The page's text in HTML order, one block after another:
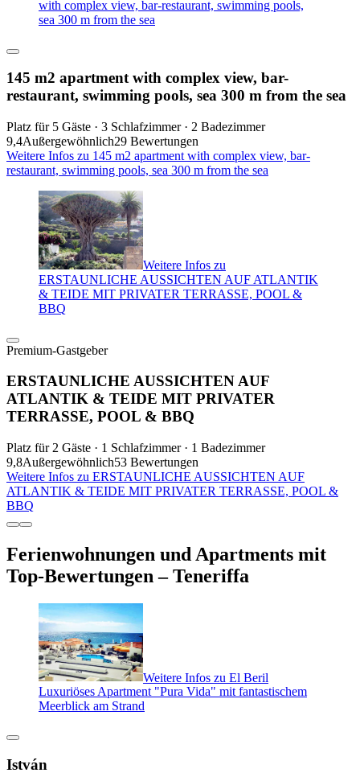
with complex view, bar-restaurant, swimming pools,
sea 300 m from the sea
145 m2 apartment with complex view, bar-
restaurant, swimming pools, sea 300 m from the sea
Platz für 5 Gäste · 3 Schlafzimmer · 2 Badezimmer
9,4Außergewöhnlich29 Bewertungen
Weitere Infos zu 145 m2 apartment with complex view, bar-
restaurant, swimming pools, sea 300 m from the sea
Weitere Infos zu
ERSTAUNLICHE AUSSICHTEN AUF ATLANTIK
& TEIDE MIT PRIVATER TERRASSE, POOL &
BBQ
Premium-Gastgeber
ERSTAUNLICHE AUSSICHTEN AUF
ATLANTIK & TEIDE MIT PRIVATER
TERRASSE, POOL & BBQ
Platz für 2 Gäste · 1 Schlafzimmer · 1 Badezimmer
9,8Außergewöhnlich53 Bewertungen
Weitere Infos zu ERSTAUNLICHE AUSSICHTEN AUF
ATLANTIK & TEIDE MIT PRIVATER TERRASSE, POOL &
BBQ
Ferienwohnungen und Apartments mit
Top-Bewertungen – Teneriffa
Weitere Infos zu El Beril
Luxuriöses Apartment "Pura Vida" mit fantastischem
Meerblick am Strand
István